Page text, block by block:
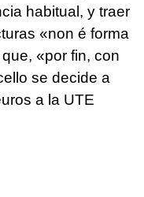
habitual, y traer
«non é forma
«por fin, con
se decide a
a la UTE